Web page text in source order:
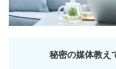
秘密の媒体教え